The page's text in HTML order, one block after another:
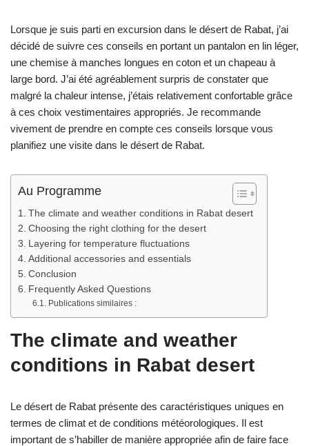
Lorsque je suis parti en excursion dans le désert de Rabat, j’ai
décidé de suivre ces conseils en portant un pantalon en lin léger,
une chemise à manches longues en coton et un chapeau à
large bord. J’ai été agréablement surpris de constater que
malgré la chaleur intense, j’étais relativement confortable grâce
à ces choix vestimentaires appropriés. Je recommande
vivement de prendre en compte ces conseils lorsque vous
planifiez une visite dans le désert de Rabat.
Au Programme
The climate and weather conditions in Rabat desert
Choosing the right clothing for the desert
Layering for temperature fluctuations
Additional accessories and essentials
Conclusion
Frequently Asked Questions
Publications similaires :
The climate and weather
conditions in Rabat desert
Le désert de Rabat présente des caractéristiques uniques en
termes de climat et de conditions météorologiques. Il est
important de s’habiller de manière appropriée afin de faire face